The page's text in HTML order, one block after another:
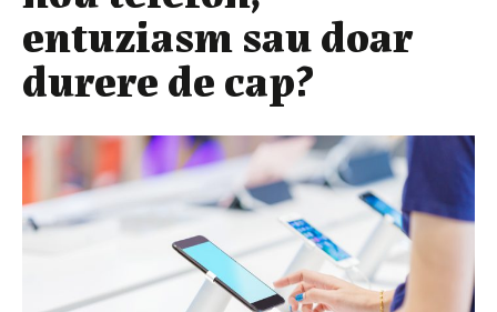
entuziasm sau doar
durere de cap?